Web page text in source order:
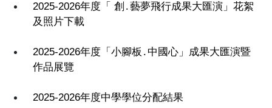
2025-2026年度「 創․藝夢飛行成果大匯演」花絮
及照片下載
2025-2026年度「小腳板․中國心」成果大匯演暨
作品展覽
2025-2026年度中學學位分配結果